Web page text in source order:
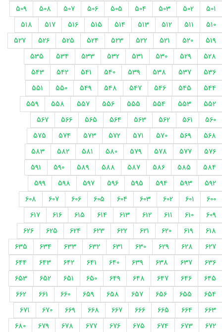
501
502
503
504
505
506
507
508
509
510
511
512
513
514
515
516
517
518
519
520
521
522
523
524
525
526
527
528
529
530
531
532
533
534
535
536
537
538
539
540
541
542
543
544
545
546
547
548
549
550
551
552
553
554
555
556
557
558
559
560
561
562
563
564
565
566
567
568
569
570
571
572
573
574
575
576
577
578
579
580
581
582
583
584
585
586
587
588
589
590
591
592
593
594
595
596
597
598
599
600
601
602
603
604
605
606
607
608
609
610
611
612
613
614
615
616
617
618
619
620
621
622
623
624
625
626
627
628
629
630
631
632
633
634
635
636
637
638
639
640
641
642
643
644
645
646
647
648
649
650
651
652
653
654
655
656
657
658
659
660
661
662
663
664
665
666
667
668
669
670
671
672
673
674
675
676
677
678
679
680